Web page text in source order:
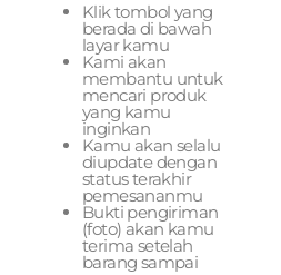
Klik tombol yang
berada di bawah
layar kamu
Kami akan
membantu untuk
mencari produk
yang kamu
inginkan
Kamu akan selalu
diupdate dengan
status terakhir
pemesananmu
Bukti pengiriman
(foto) akan kamu
terima setelah
barang sampai